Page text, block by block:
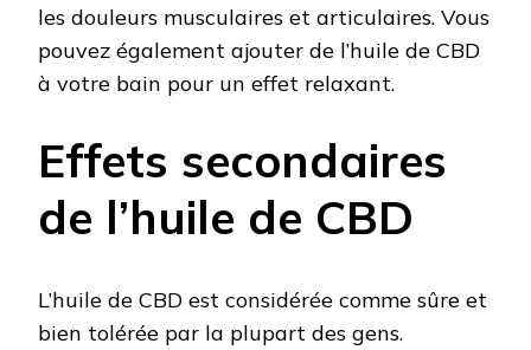
les douleurs musculaires et articulaires. Vous
pouvez également ajouter de l’huile de CBD
à votre bain pour un effet relaxant.
Effets secondaires
de l’huile de CBD
L’huile de CBD est considérée comme sûre et
bien tolérée par la plupart des gens.